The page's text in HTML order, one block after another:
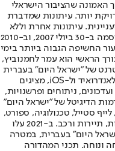
האמונה שהציבור הישראלי
יותר. עיתונות שמדברת
עיתונות אחרת וללא
תשלום. המהדורה המודפסת הראשונה פורסמה ב-30 ביולי 2007, וב-2010
החשיפה הגבוה ביותר בימי
הראשי הוא עמר לחמנוביץ,
של "ישראל היום" בעברית
ובאנגלית, כמו כן היישומונים (אפליקציות) לאנדרואיד ול-iOS, מציגים
ניתוחים ופרשנויות,
הדיגיטל של "ישראל היום"
סטייל, טכנולוגיה, ספורט,
כלכלה וצרכנות, בריאות, חיילים, אוכל, יהדות, תיירות ורכב. ב-2021 עלו
היום" בעברית, במטרה
ונוחה. תכני המהדורה